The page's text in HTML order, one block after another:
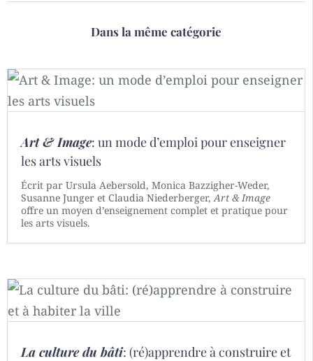
Dans la même catégorie
Art & Image: un mode d’emploi pour enseigner
les arts visuels
Écrit par Ursula Aebersold, Monica Bazzigher-Weder,
Susanne Junger et Claudia Niederberger,Art & Image
offre un moyen d’enseignement complet et pratique pour
les arts visuels.
La culture du bâti: (ré)apprendre à construire et